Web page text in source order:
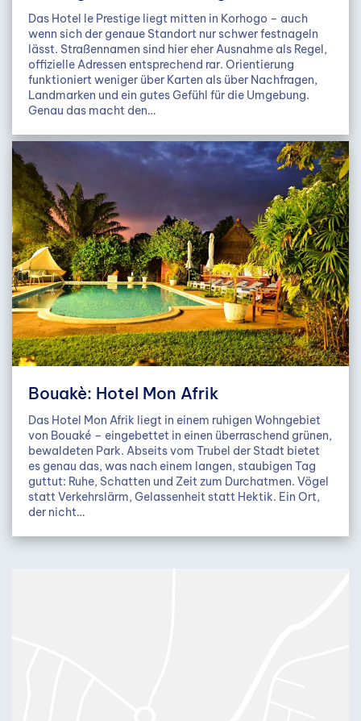
Das Hotel le Prestige liegt mitten in Korhogo – auch
wenn sich der genaue Standort nur schwer festnageln
lässt. Straßennamen sind hier eher Ausnahme als Regel,
offizielle Adressen entsprechend rar. Orientierung
funktioniert weniger über Karten als über Nachfragen,
Landmarken und ein gutes Gefühl für die Umgebung.
Genau das macht den…
Bouakè: Hotel Mon Afrik
Das Hotel Mon Afrik liegt in einem ruhigen Wohngebiet
von Bouaké – eingebettet in einen überraschend grünen,
bewaldeten Park. Abseits vom Trubel der Stadt bietet
es genau das, was nach einem langen, staubigen Tag
guttut: Ruhe, Schatten und Zeit zum Durchatmen. Vögel
statt Verkehrslärm, Gelassenheit statt Hektik. Ein Ort,
der nicht…